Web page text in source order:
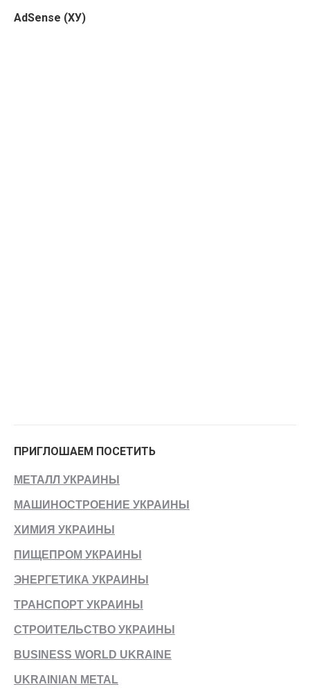
AdSense (ХУ)
ПРИГЛОШАЕМ ПОСЕТИТЬ
МЕТАЛЛ УКРАИНЫ
МАШИНОСТРОЕНИЕ УКРАИНЫ
ХИМИЯ УКРАИНЫ
ПИЩЕПРОМ УКРАИНЫ
ЭНЕРГЕТИКА УКРАИНЫ
ТРАНСПОРТ УКРАИНЫ
СТРОИТЕЛЬСТВО УКРАИНЫ
BUSINESS WORLD UKRAINE
UKRAINIAN METAL